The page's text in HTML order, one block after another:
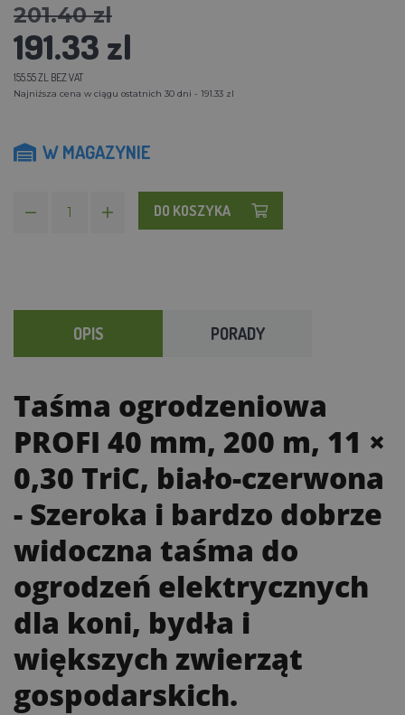
201.40 zl
191.33 zl
155.55 ZL BEZ VAT
Najniższa cena w ciągu ostatnich 30 dni - 191.33 zl
W MAGAZYNIE
DO KOSZYKA
OPIS PORADY
Taśma ogrodzeniowa
PROFI 40 mm, 200 m, 11 ×
0,30 TriC, biało-czerwona
- Szeroka i bardzo dobrze
widoczna taśma do
ogrodzeń elektrycznych
dla koni, bydła i
większych zwierząt
gospodarskich.